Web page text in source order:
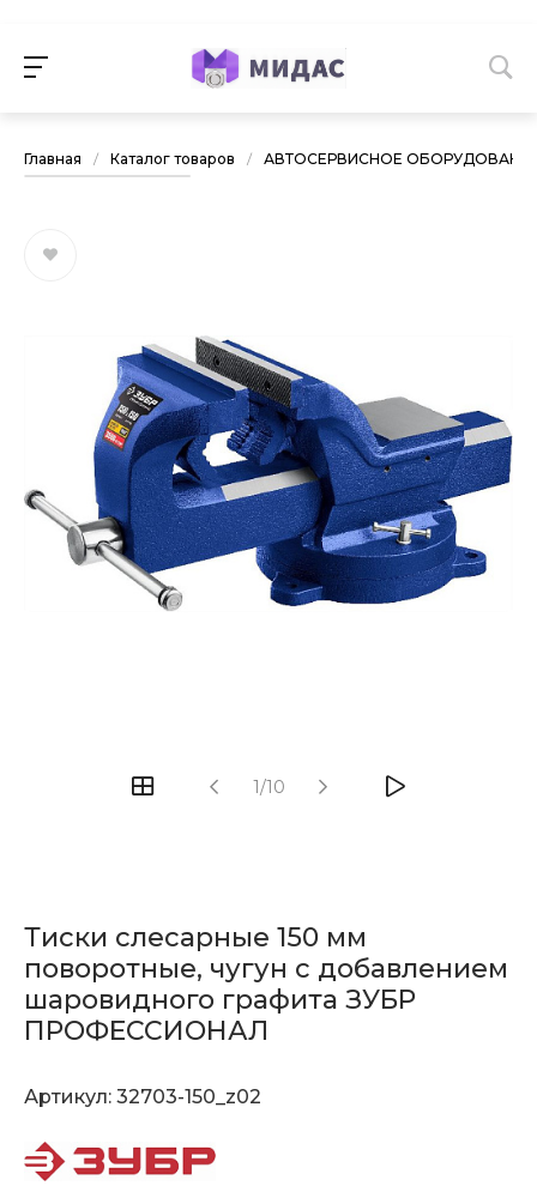
Главная / Каталог товаров / АВТОСЕРВИСНОЕ
1/10
Тиски слесарные 150 мм
поворотные, чугун с добавлением
шаровидного графита ЗУБР
ПРОФЕССИОНАЛ
Артикул: 32703-150_z02